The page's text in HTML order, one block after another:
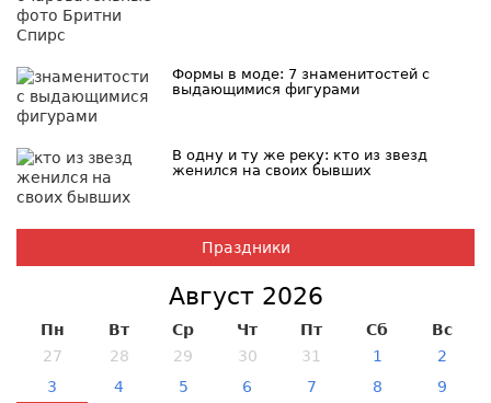
Формы в моде: 7 знаменитостей с
выдающимися фигурами
В одну и ту же реку: кто из звезд
женился на своих бывших
Праздники
Август 2026
Пн Вт Ср Чт Пт Сб
Вс
27
28 29 30 31 1
2
3
4 5 6 7 8
9